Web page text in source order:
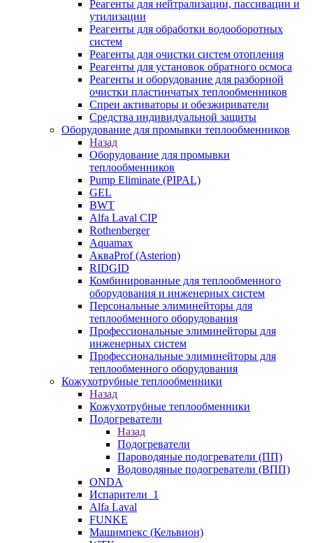
Реагенты для нейтрализации, пассивации и
утилизации
Реагенты для обработки водооборотных
систем
Реагенты для очистки систем отопления
Реагенты для установок обратного осмоса
Реагенты и оборудование для разборной
очистки пластинчатых теплообменников
Спреи активаторы и обезжириватели
Средства индивидуальной защиты
Оборудование для промывки теплообменников
Назад
Оборудование для промывки
теплообменников
Pump Eliminate (PIPAL)
GEL
BWT
Alfa Laval CIP
Rothenberger
Aquamax
АкваProf (Asterion)
RIDGID
Комбинированные для теплообменного
оборудования и инженерных систем
Персональные элиминейторы для
теплообменного оборудования
Профессиональные элиминейторы для
инженерных систем
Профессиональные элиминейторы для
теплообменного оборудования
Кожухотрубные теплообменники
Назад
Кожухотрубные теплообменники
Подогреватели
Назад
Подогреватели
Пароводяные подогреватели (ПП)
Водоводяные подогреватели (ВПП)
ONDA
Испарители_1
Alfa Laval
FUNKE
Машимпекс (Кельвион)